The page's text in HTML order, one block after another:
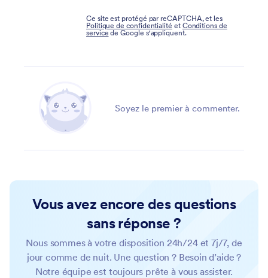
Ce site est protégé par reCAPTCHA, et les
Politique de confidentialité et Conditions de
service de Google s'appliquent.
Soyez le premier à commenter.
Vous avez encore des questions
sans réponse ?
Nous sommes à votre disposition 24h/24 et 7j/7, de
jour comme de nuit. Une question ? Besoin d’aide ?
Notre équipe est toujours prête à vous assister.